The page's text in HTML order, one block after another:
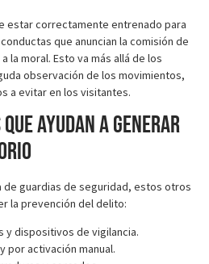
estar correctamente entrenado para
que anuncian la comisión de
la moral. Esto va más allá de los
observación de los movimientos,
a evitar en los visitantes.
ayudan a generar
de guardias de seguridad, estos otros
la prevención del delito:
y dispositivos de vigilancia.
por activación manual.